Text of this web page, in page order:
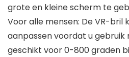
grote en kleine scherm te
Voor alle mensen: De VR-bril
aanpassen voordat u gebruik
geschikt voor 0-800 graden